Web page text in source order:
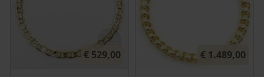
€ 529,00 € 1.489,00